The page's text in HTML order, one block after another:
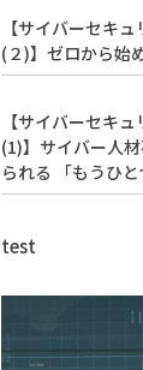
【サイバーセキ
(２)】ゼロから始
【サイバーセキ
(1)】サイバー人
られる 「もうひと
test